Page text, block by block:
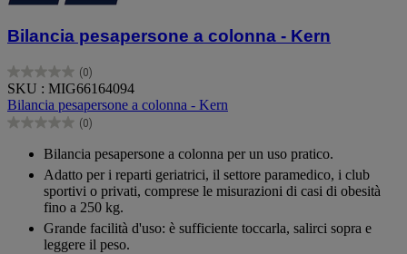
Bilancia pesapersone a colonna - Kern
(0)
0.0
su
5
stelle.
SKU : MIG66164094
Bilancia pesapersone a colonna - Kern
(0)
0.0
stelle.
Bilancia pesapersone a colonna per un uso pratico.
Adatto per i reparti geriatrici, il settore paramedico, i club
sportivi o privati, comprese le misurazioni di casi di obesità
fino a 250 kg.
Grande facilità d'uso: è sufficiente toccarla, salirci sopra e
leggere il peso.